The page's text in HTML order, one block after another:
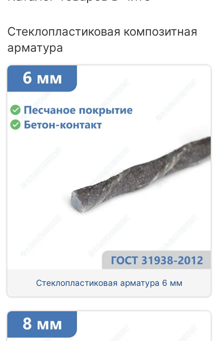
Стеклопластиковая композитная
арматура
Стеклопластиковая арматура 6 мм